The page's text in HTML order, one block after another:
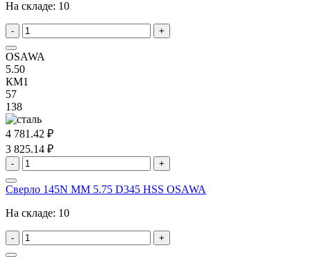
На складе: 10
- +
OSAWA
5.50
КМ1
57
138
4 781.42 ₽
3 825.14 ₽
- +
Сверло 145N MM 5.75 D345 HSS OSAWA
На складе: 10
- +